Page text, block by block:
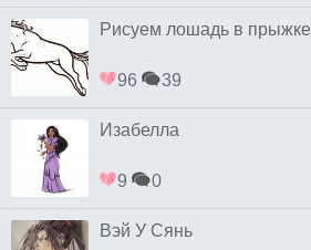
Рисуем лошадь в прыжке
96 39
Изабелла
9 0
Вэй У Сянь